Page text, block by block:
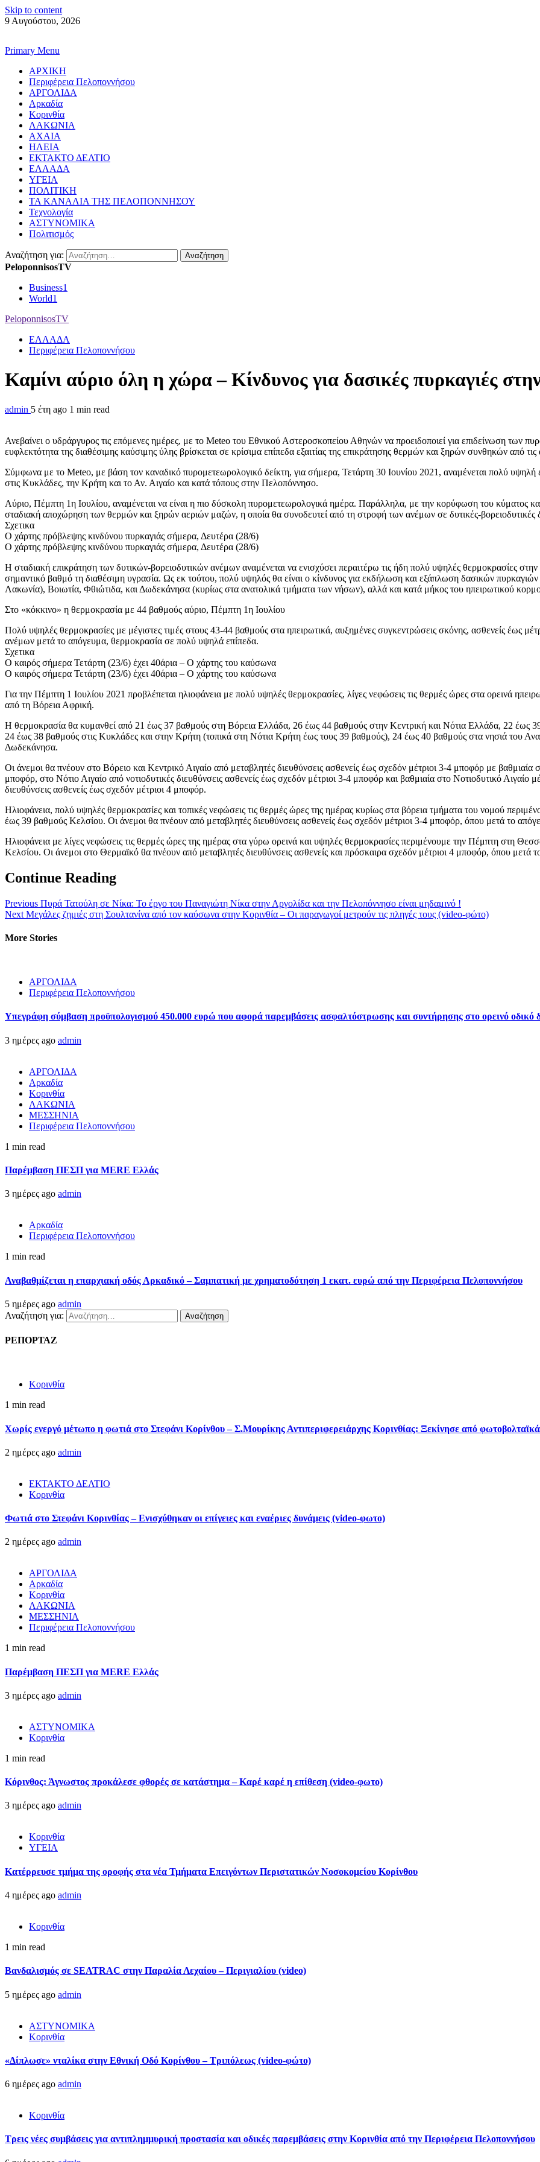
Skip to content
9 Αυγούστου, 2026
Primary Menu
ΑΡΧΙΚΗ
Περιφέρεια Πελοποννήσου
ΑΡΓΟΛΙΔΑ
Αρκαδία
Κορινθία
ΛΑΚΩΝΙΑ
ΑΧΑΙΑ
ΗΛΕΙΑ
ΕΚΤΑΚΤΟ ΔΕΛΤΙΟ
ΕΛΛΑΔΑ
ΥΓΕΙΑ
ΠΟΛΙΤΙΚΗ
ΤΑ ΚΑΝΑΛΙΑ ΤΗΣ ΠΕΛΟΠΟΝΝΗΣΟΥ
Τεχνολογία
ΑΣΤΥΝΟΜΙΚΑ
Πολιτισμός
Αναζήτηση για:
PeloponnisosTV
Business1
World1
PeloponnisosTV
ΕΛΛΑΔΑ
Περιφέρεια Πελοποννήσου
Καμίνι αύριο όλη η χώρα – Κίνδυνος για δασικές πυρκαγιές
admin 5 έτη ago 1 min read
Ανεβαίνει ο υδράργυρος τις επόμενες ημέρες, με το Meteo του Εθνικού Αστεροσκοπείου Αθηνών να προειδοποιεί για επιδείνωση
ευφλεκτότητα της διαθέσιμης καύσιμης ύλης βρίσκεται σε κρίσιμα επίπεδα εξαιτίας της επικράτησης θερμών και ξηρών συνθηκών από
Σύμφωνα με το Meteo, με βάση τον καναδικό πυρομετεωρολογικό δείκτη, για σήμερα, Τετάρτη 30 Ιουνίου 2021, αναμένεται πολύ
στις Κυκλάδες, την Κρήτη και το Αν. Αιγαίο και κατά τόπους στην Πελοπόννησο.
Αύριο, Πέμπτη 1η Ιουλίου, αναμένεται να είναι η πιο δύσκολη πυρομετεωρολογικά ημέρα. Παράλληλα, με την κορύφωση του κύματος
σταδιακή αποχώρηση των θερμών και ξηρών αεριών μαζών, η οποία θα συνοδευτεί από τη στροφή των ανέμων σε δυτικές-βορειοδυτικές
Σχετικα
O χάρτης πρόβλεψης κινδύνου πυρκαγιάς σήμερα, Δευτέρα (28/6)
O χάρτης πρόβλεψης κινδύνου πυρκαγιάς σήμερα, Δευτέρα (28/6)
Η σταδιακή επικράτηση των δυτικών-βορειοδυτικών ανέμων αναμένεται να ενισχύσει περαιτέρω τις ήδη πολύ υψηλές θερμοκρασίες
σημαντικό βαθμό τη διαθέσιμη υγρασία. Ως εκ τούτου, πολύ υψηλός θα είναι ο κίνδυνος για εκδήλωση και εξάπλωση δασικών
Λακωνία), Βοιωτία, Φθιώτιδα, και Δωδεκάνησα (κυρίως στα ανατολικά τμήματα των νήσων), αλλά και κατά μήκος του ηπειρωτικού
Στο «κόκκινο» η θερμοκρασία με 44 βαθμούς αύριο, Πέμπτη 1η Ιουλίου
Πολύ υψηλές θερμοκρασίες με μέγιστες τιμές στους 43-44 βαθμούς στα ηπειρωτικά, αυξημένες συγκεντρώσεις σκόνης, ασθενείς έως
ανέμων μετά το απόγευμα, θερμοκρασία σε πολύ υψηλά επίπεδα.
Σχετικα
Ο καιρός σήμερα Τετάρτη (23/6) έχει 40άρια – Ο χάρτης του καύσωνα
Ο καιρός σήμερα Τετάρτη (23/6) έχει 40άρια – Ο χάρτης του καύσωνα
Για την Πέμπτη 1 Ιουλίου 2021 προβλέπεται ηλιοφάνεια με πολύ υψηλές θερμοκρασίες, λίγες νεφώσεις τις θερμές ώρες στα ορεινά
από τη Βόρεια Αφρική.
Η θερμοκρασία θα κυμανθεί από 21 έως 37 βαθμούς στη Βόρεια Ελλάδα, 26 έως 44 βαθμούς στην Κεντρική και Νότια Ελλάδα, 22 έως
24 έως 38 βαθμούς στις Κυκλάδες και στην Κρήτη (τοπικά στη Νότια Κρήτη έως τους 39 βαθμούς), 24 έως 40 βαθμούς στα νησιά του
Δωδεκάνησα.
Οι άνεμοι θα πνέουν στο Βόρειο και Κεντρικό Αιγαίο από μεταβλητές διευθύνσεις ασθενείς έως σχεδόν μέτριοι 3-4 μποφόρ με
μποφόρ, στο Νότιο Αιγαίο από νοτιοδυτικές διευθύνσεις ασθενείς έως σχεδόν μέτριοι 3-4 μποφόρ και βαθμιαία στο Νοτιοδυτικό Αιγαίο
διευθύνσεις ασθενείς έως σχεδόν μέτριοι 4 μποφόρ.
Ηλιοφάνεια, πολύ υψηλές θερμοκρασίες και τοπικές νεφώσεις τις θερμές ώρες της ημέρας κυρίως στα βόρεια τμήματα του νομού
έως 39 βαθμούς Κελσίου. Οι άνεμοι θα πνέουν από μεταβλητές διευθύνσεις ασθενείς έως σχεδόν μέτριοι 3-4 μποφόρ, όπου μετά το
Ηλιοφάνεια με λίγες νεφώσεις τις θερμές ώρες της ημέρας στα γύρω ορεινά και υψηλές θερμοκρασίες περιμένουμε την Πέμπτη στη
Κελσίου. Οι άνεμοι στο Θερμαϊκό θα πνέουν από μεταβλητές διευθύνσεις ασθενείς και πρόσκαιρα σχεδόν μέτριοι 4 μποφόρ, όπου
Continue Reading
Previous Πυρά Τατούλη σε Νίκα: Το έργο του Παναγιώτη Νίκα στην Αργολίδα και την Πελοπόννησο είναι μηδαμινό !
Next Μεγάλες ζημιές στη Σουλτανίνα από τον καύσωνα στην Κορινθία – Οι παραγωγοί μετρούν τις πληγές τους (video-φώτο)
More Stories
ΑΡΓΟΛΙΔΑ
Περιφέρεια Πελοποννήσου
Υπεγράφη σύμβαση προϋπολογισμού 450.000 ευρώ που αφορά παρεμβάσεις ασφαλτόστρωσης και συντήρησης στο ορεινό οδικό
3 ημέρες ago admin
ΑΡΓΟΛΙΔΑ
Αρκαδία
Κορινθία
ΛΑΚΩΝΙΑ
ΜΕΣΣΗΝΙΑ
Περιφέρεια Πελοποννήσου
1 min read
Παρέμβαση ΠΕΣΠ για MERE Ελλάς
3 ημέρες ago admin
Αρκαδία
Περιφέρεια Πελοποννήσου
1 min read
Αναβαθμίζεται η επαρχιακή οδός Αρκαδικό – Σαμπατική με χρηματοδότηση 1 εκατ. ευρώ από την Περιφέρεια Πελοποννήσου
5 ημέρες ago admin
Αναζήτηση για:
ΡΕΠΟΡΤΑΖ
Κορινθία
1 min read
Χωρίς ενεργό μέτωπο η φωτιά στο Στεφάνι Κορίνθου – Σ.Μουρίκης Αντιπεριφερειάρχης Κορινθίας: Ξεκίνησε από
2 ημέρες ago admin
ΕΚΤΑΚΤΟ ΔΕΛΤΙΟ
Κορινθία
Φωτιά στο Στεφάνι Κορινθίας – Ενισχύθηκαν οι επίγειες και εναέριες δυνάμεις (video-φωτο)
2 ημέρες ago admin
ΑΡΓΟΛΙΔΑ
Αρκαδία
Κορινθία
ΛΑΚΩΝΙΑ
ΜΕΣΣΗΝΙΑ
Περιφέρεια Πελοποννήσου
1 min read
Παρέμβαση ΠΕΣΠ για MERE Ελλάς
3 ημέρες ago admin
ΑΣΤΥΝΟΜΙΚΑ
Κορινθία
1 min read
Κόρινθος: Άγνωστος προκάλεσε φθορές σε κατάστημα – Καρέ καρέ η επίθεση (video-φωτο)
3 ημέρες ago admin
Κορινθία
ΥΓΕΙΑ
Kατέρρευσε τμήμα της οροφής στα νέα Τμήματα Επειγόντων Περιστατικών Νοσοκομείου Κορίνθου
4 ημέρες ago admin
Κορινθία
1 min read
Βανδαλισμός σε SEATRAC στην Παραλία Λεχαίου – Περιγιαλίου (video)
5 ημέρες ago admin
ΑΣΤΥΝΟΜΙΚΑ
Κορινθία
«Δίπλωσε» νταλίκα στην Εθνική Oδό Κορίνθου – Τριπόλεως (video-φώτο)
6 ημέρες ago admin
Κορινθία
Τρεις νέες συμβάσεις για αντιπλημμυρική προστασία και οδικές παρεμβάσεις στην Κορινθία από την Περιφέρεια Πελοποννήσου